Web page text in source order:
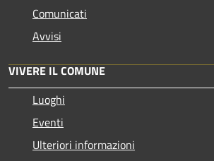
Comunicati
Avvisi
VIVERE IL COMUNE
Luoghi
Eventi
Ulteriori informazioni